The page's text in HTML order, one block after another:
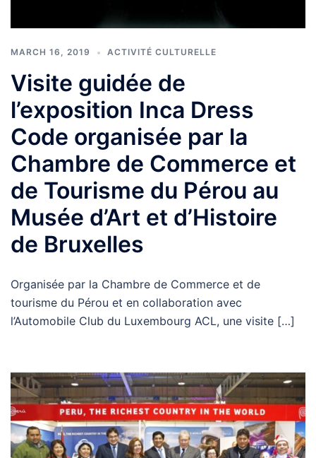
MARCH 16, 2019 ACTIVITÉ CULTURELLE
Visite guidée de
l’exposition Inca Dress
Code organisée par la
Chambre de Commerce et
de Tourisme du Pérou au
Musée d’Art et d’Histoire
de Bruxelles
Organisée par la Chambre de Commerce et de
tourisme du Pérou et en collaboration avec
l’Automobile Club du Luxembourg ACL, une visite […]